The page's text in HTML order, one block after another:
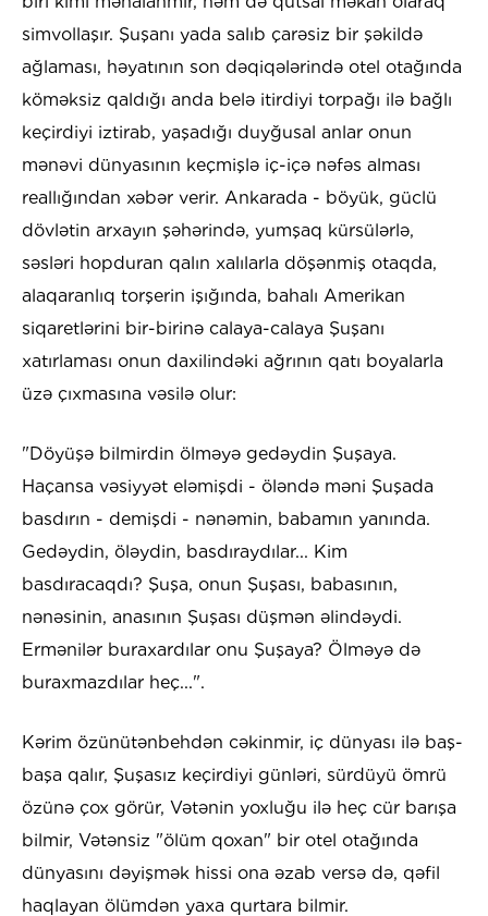
simvollaşır. Şuşanı yada salıb çarəsiz bir şəkildə
ağlaması, həyatının son dəqiqələrində otel otağında
köməksiz qaldığı anda belə itirdiyi torpağı ilə bağlı
keçirdiyi iztirab, yaşadığı duyğusal anlar onun
mənəvi dünyasının keçmişlə iç-içə nəfəs alması
reallığından xəbər verir. Ankarada - böyük, güclü
dövlətin arxayın şəhərində, yumşaq kürsülərlə,
səsləri hopduran qalın xalılarla döşənmiş otaqda,
alaqaranlıq torşerin işığında, bahalı Amerikan
siqaretlərini bir-birinə calaya-calaya Şuşanı
xatırlaması onun daxilindəki ağrının qatı boyalarla
üzə çıxmasına vəsilə olur:
"Döyüşə bilmirdin ölməyə gedəydin Şuşaya.
Haçansa vəsiyyət eləmişdi - öləndə məni Şuşada
basdırın - demişdi - nənəmin, babamın yanında.
Gedəydin, öləydin, basdıraydılar... Kim
basdıracaqdı? Şuşa, onun Şuşası, babasının,
nənəsinin, anasının Şuşası düşmən əlindəydi.
Ermənilər buraxardılar onu Şuşaya? Ölməyə də
buraxmazdılar heç...".
Kərim özünütənbehdən cəkinmir, iç dünyası ilə baş-
başa qalır, Şuşasız keçirdiyi günləri, sürdüyü ömrü
özünə çox görür, Vətənin yoxluğu ilə heç cür barışa
bilmir, Vətənsiz "ölüm qoxan" bir otel otağında
dünyasını dəyişmək hissi ona əzab versə də, qəfil
haqlayan ölümdən yaxa qurtara bilmir.